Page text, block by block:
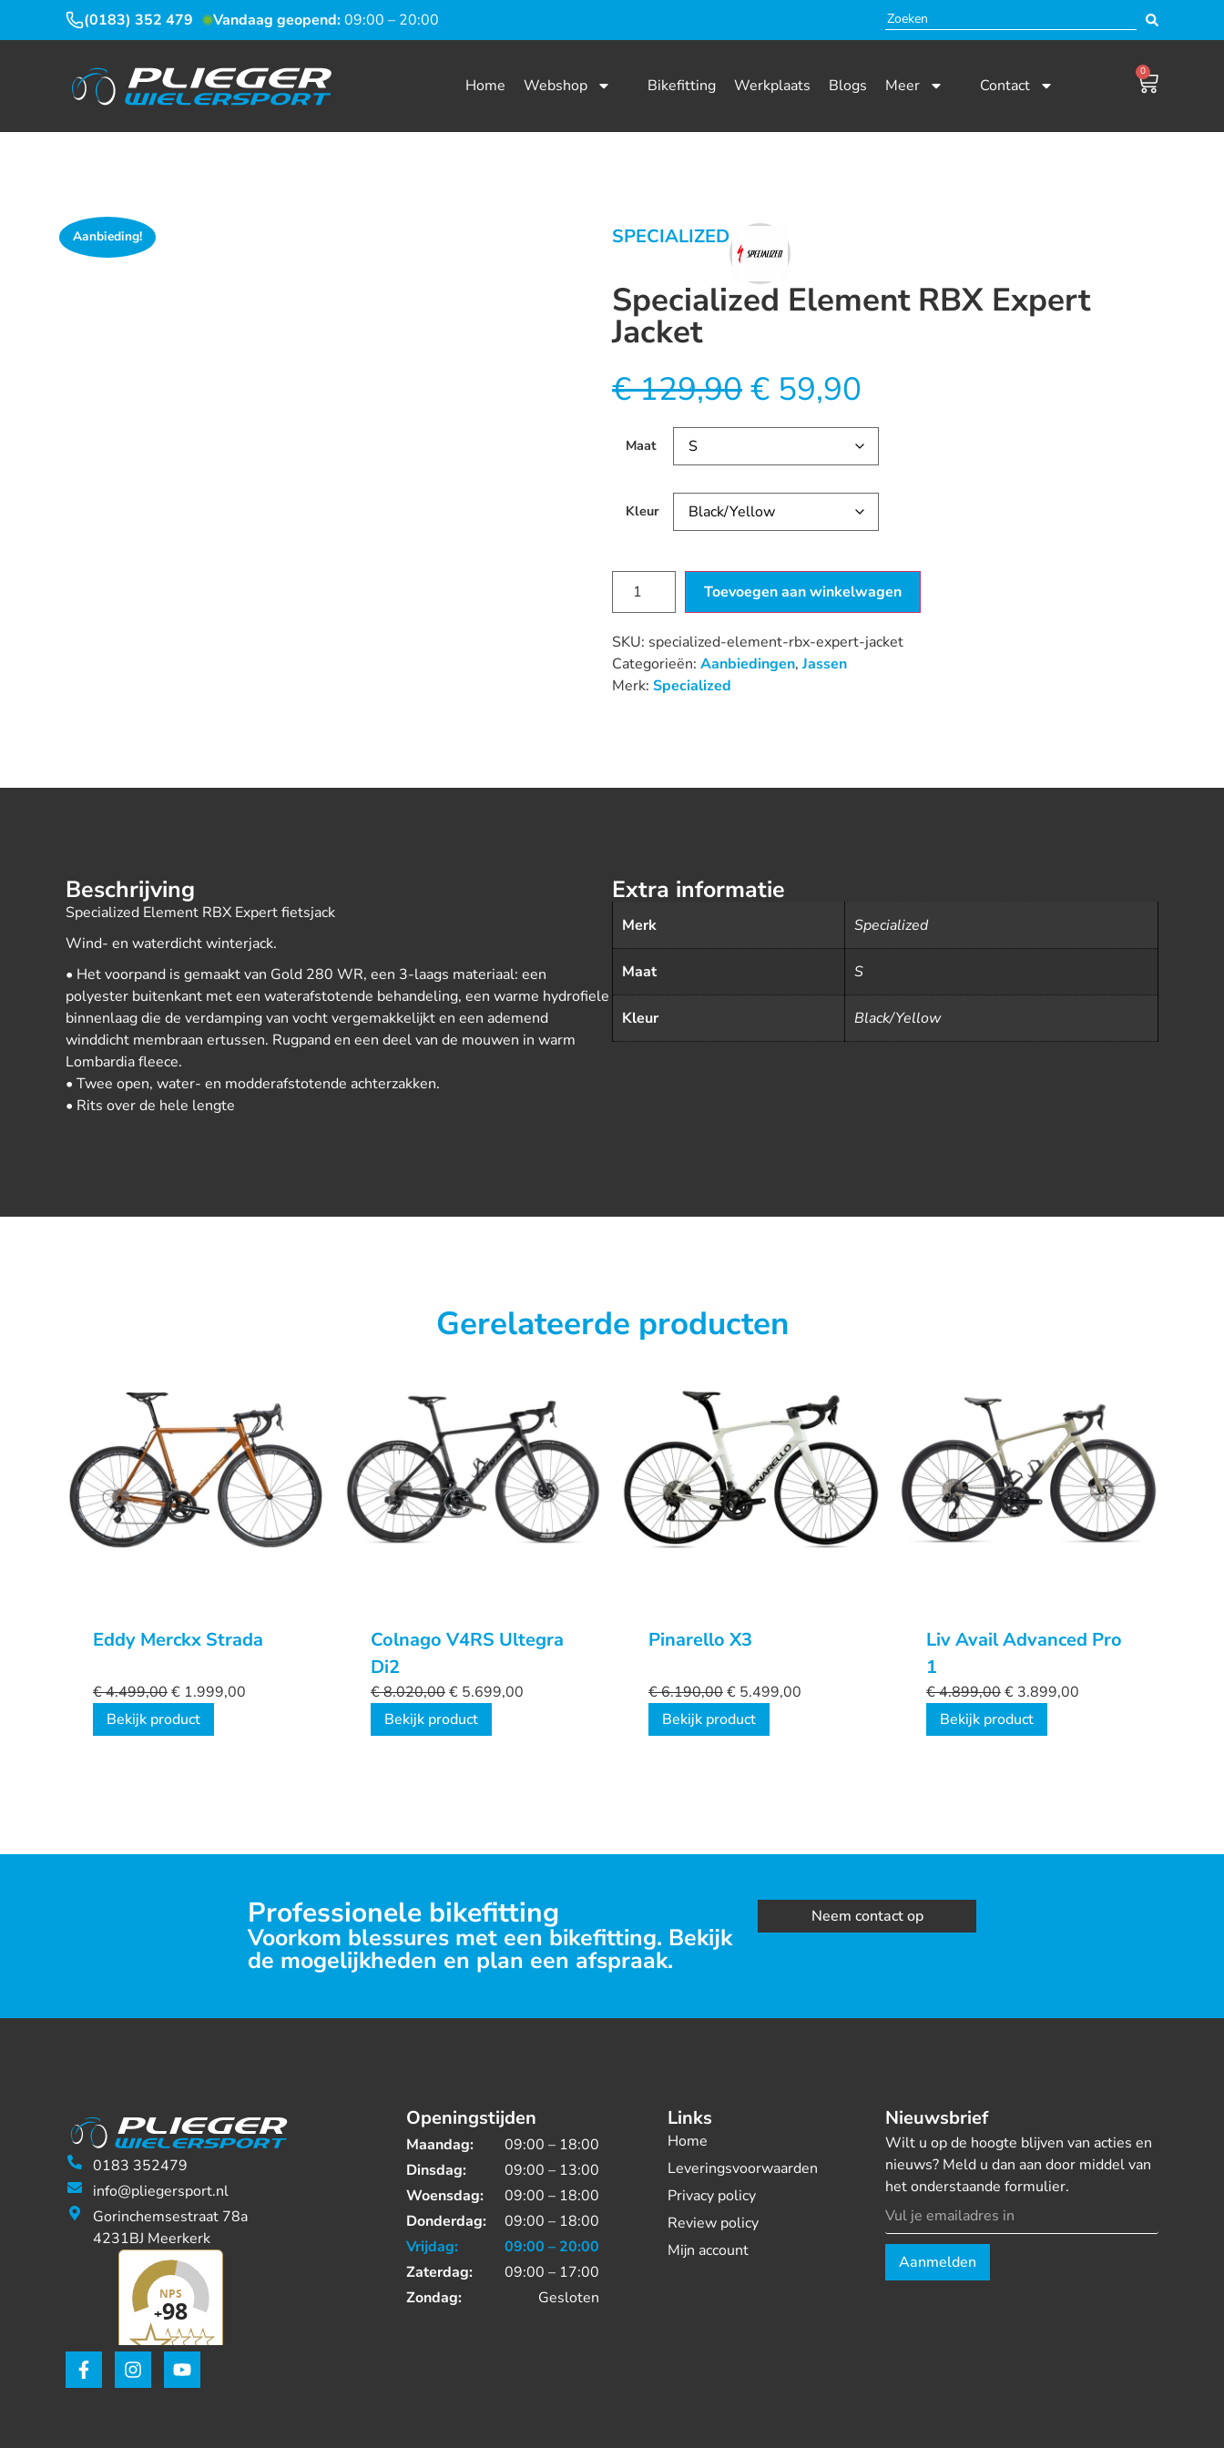
(0183) 352 479 Vandaag geopend:09:00 – 20:00
Home Webshop Bikefitting Werkplaats Blogs Meer Contact
0
Aanbieding! SPECIALIZED
Specialized Element RBX Expert
Jacket
€129,90€ 59,90
Maat
Kleur
Toevoegen aan winkelwagen
SKU: specialized-element-rbx-expert-jacket
Categorieën: Aanbiedingen, Jassen
Merk: Specialized
Beschrijving
Specialized Element RBX Expert fietsjack
Wind- en waterdicht winterjack.
• Het voorpand is gemaakt van Gold 280 WR, een 3-laags materiaal: een
polyester buitenkant met een waterafstotende behandeling, een warme hydrofiele
binnenlaag die de verdamping van vocht vergemakkelijkt en een ademend
winddicht membraan ertussen. Rugpand en een deel van de mouwen in warm
Lombardia fleece.
• Twee open, water- en modderafstotende achterzakken.
• Rits over de hele lengte
Extra informatie
Merk Specialized
Maat S
Kleur Black/Yellow
Gerelateerde producten
Eddy Merckx Strada
€4.499,00€ 1.999,00
Bekijk product
Colnago V4RS Ultegra
Di2
€8.020,00€ 5.699,00
Bekijk product
Pinarello X3
€6.190,00€ 5.499,00
Bekijk product
Liv Avail Advanced Pro
1
€4.899,00€ 3.899,00
Bekijk product
Professionele bikefitting
Voorkom blessures met een bikefitting. Bekijk
de mogelijkheden en plan een afspraak.
Neem contact op
0183 352479
info@pliegersport.nl
Gorinchemsestraat 78a
4231BJ Meerkerk
Openingstijden
Maandag:
09:00 – 18:00
Dinsdag:
09:00 – 13:00
Woensdag:
09:00 – 18:00
Donderdag:
09:00 – 18:00
Vrijdag:
09:00 – 20:00
Zaterdag:
09:00 – 17:00
Zondag:
Gesloten
Links
Home
Leveringsvoorwaarden
Privacy policy
Review policy
Mijn account
Nieuwsbrief
Wilt u op de hoogte blijven van acties en
nieuws? Meld u dan aan door middel van
het onderstaande formulier.
Aanmelden